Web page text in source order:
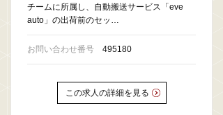
チームに所属し、自動搬送サービス「eve
auto」の出荷前のセッ…
お問い合わせ番号 495180
この求人の詳細を見る